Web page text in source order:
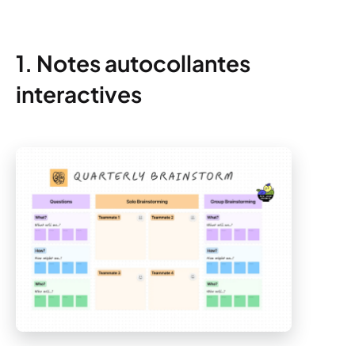
1. Notes autocollantes
interactives